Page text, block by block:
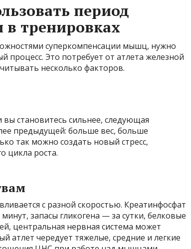
период
тренировках
суперкомпенсации мышц, нужно
процесс. Это потребует от атлета железной
несколько факторов.
становитесь сильнее, следующая
предыдущей: больше вес, больше
так можно создать новый стресс,
цикла роста.
с разной скоростью. Креатинфосфат
запасы гликогена — за сутки, белковые
центральная нервная система может
атлет чередует тяжелые, средние и легкие